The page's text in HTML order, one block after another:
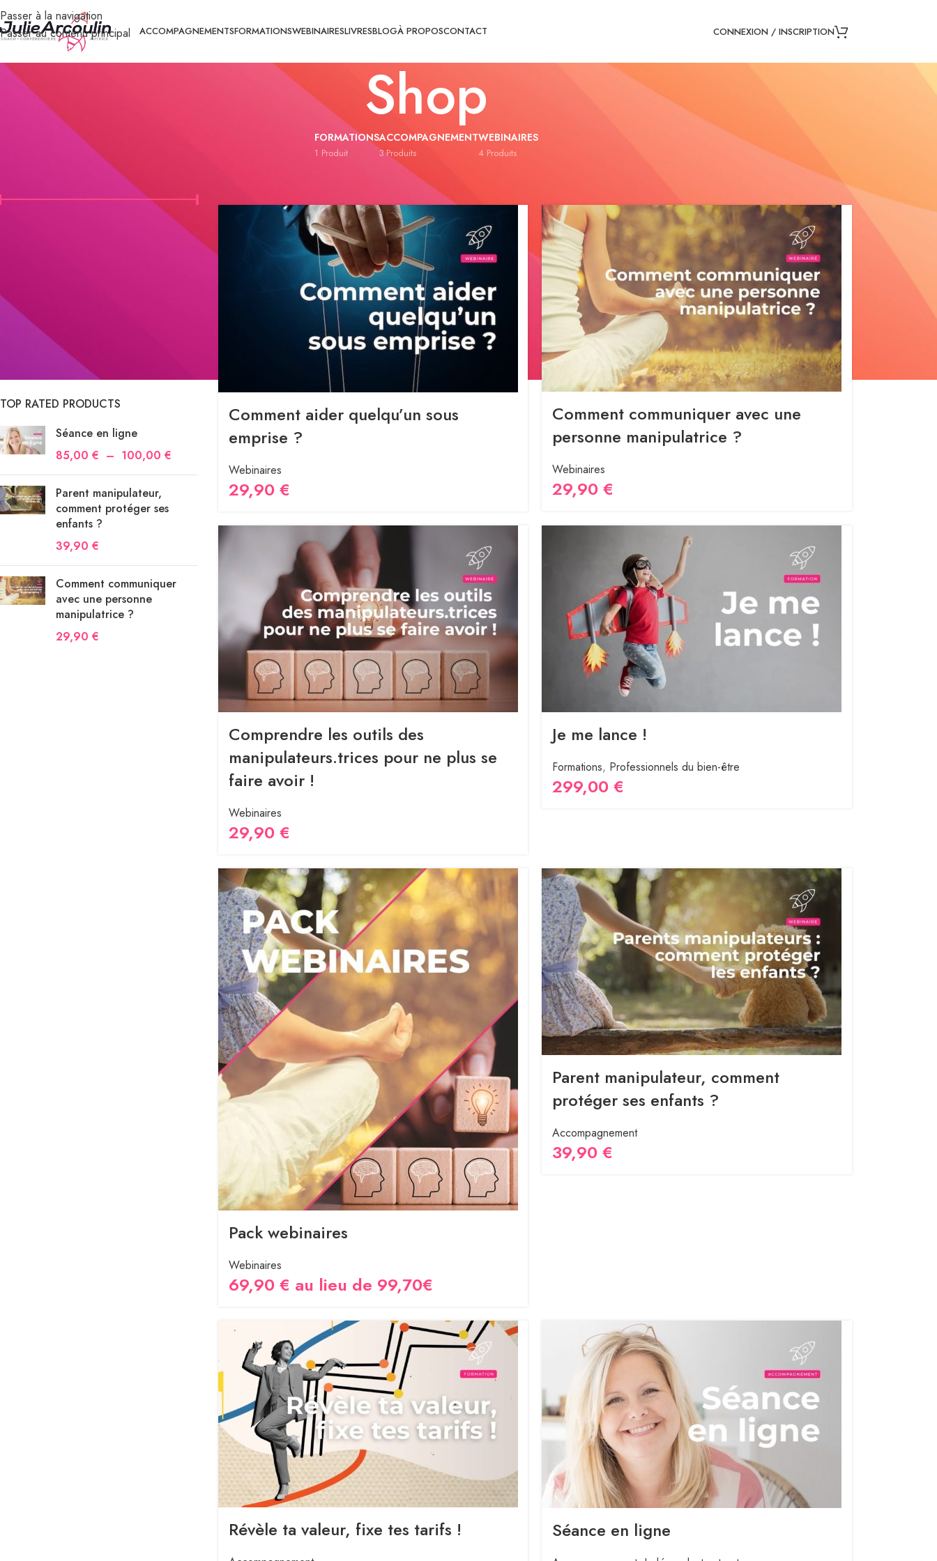
Passer à la navigation
Passer au contenu principal
ACCOMPAGNEMENTSFORMATIONSWEBINAIRESLIVRESBLOGÀ PROPOSCONTACT CONNEXION / INSCRIPTION
Shop
FORMATIONS
1 Produit
ACCOMPAGNEMENT
3 Produits
WEBINAIRES
4 Produits
FILTRER
STOCK STATUS
En solde
En stock
TOP RATED PRODUCTS
Séance en ligne
85,00 € – 100,00 €
Parent manipulateur,
comment protéger ses
enfants ?
39,90 €
Comment communiquer
avec une personne
manipulatrice ?
29,90 €
Comment aider quelqu’un sous
emprise ?
Webinaires
29,90 €
Comment communiquer avec une
personne manipulatrice ?
Webinaires
29,90€
Comprendre les outils des
manipulateurs.trices pour ne plus se
faire avoir !
Webinaires
29,90 €
Je me lance !
Formations, Professionnels du bien-être
299,00€
Pack webinaires
Webinaires
69,90 € au lieu de 99,70€
Parent manipulateur, comment
protéger ses enfants ?
Accompagnement
39,90€
Révèle ta valeur, fixe tes tarifs ! Séance en ligne